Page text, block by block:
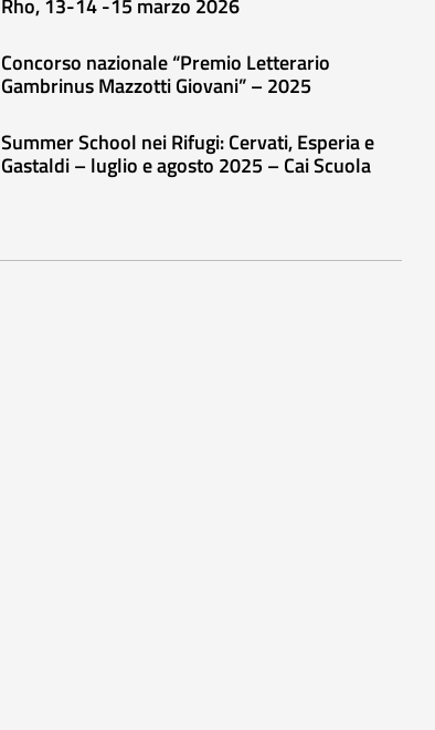
Rho, 13-14 -15 marzo 2026
Concorso nazionale “Premio Letterario
Gambrinus Mazzotti Giovani” – 2025
Summer School nei Rifugi: Cervati, Esperia e
Gastaldi – luglio e agosto 2025 – Cai Scuola